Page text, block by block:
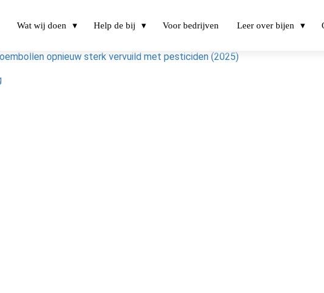
Wat wij doen Help de bij Voor bedrijven Leer over bijen
opnieuw sterk vervuild met pesticiden (2025)